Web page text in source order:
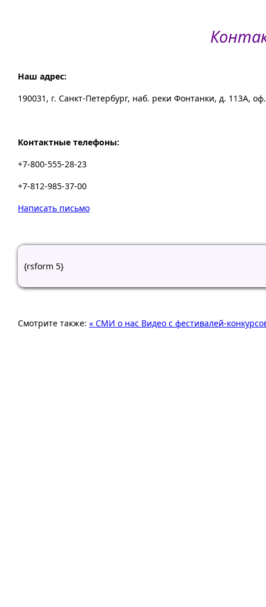
Наш адрес:
190031, г. Санкт-Петербург, наб. реки Фонтанки, д. 113А,
Контактные телефоны:
+7-800-555-28-23
+7-812-985-37-00
Написать письмо
{rsform 5}
Смотрите также: « СМИ о нас Видео с фестивалей-